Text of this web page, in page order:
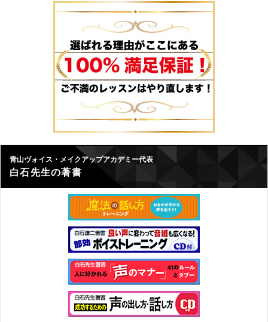
青山ヴォイス・メイクアップアカデミー代表
白石先生の著書